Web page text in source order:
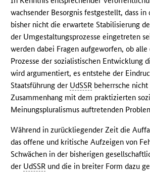
wachsender Besorgnis festgestellt, dass
bisher nicht die erwartete Stabilisierung
der Umgestaltungsprozesse eingetreten
werden dabei Fragen aufgeworfen, ob
Prozesse der sozialistischen Entwicklung
wird argumentiert, es entstehe der
Staatsführung der UdSSR beherrsche
Zusammenhang mit dem praktizierten
Meinungspluralismus auftretenden
Während in zurückliegender Zeit die
das offene und kritische Aufzeigen von
Schwächen in der bisherigen
der UdSSR und die in breiter Form dazu